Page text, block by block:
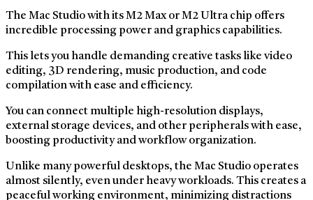
The Mac Studio with its M2 Max or M2 Ultra chip offers
incredible processing power and graphics capabilities.
This lets you handle demanding creative tasks like video
editing, 3D rendering, music production, and code
compilation with ease and efficiency.
You can connect multiple high-resolution displays,
external storage devices, and other peripherals with ease,
boosting productivity and workflow organization.
Unlike many powerful desktops, the Mac Studio operates
almost silently, even under heavy workloads. This creates a
peaceful working environment, minimizing distractions